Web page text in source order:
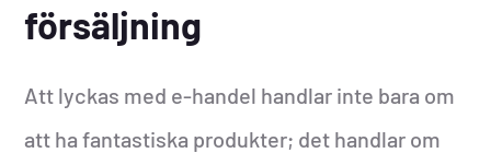
försäljning
Att lyckas med e-handel handlar inte bara om
att ha fantastiska produkter; det handlar om